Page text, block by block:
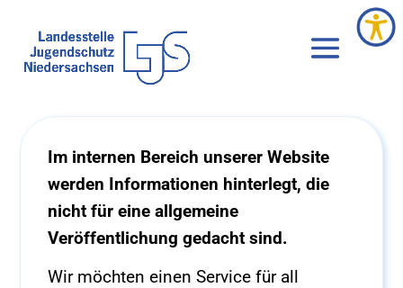
Im internen Bereich unserer Website
werden Informationen hinterlegt, die
nicht für eine allgemeine
Veröffentlichung gedacht sind.
Wir möchten einen Service für all